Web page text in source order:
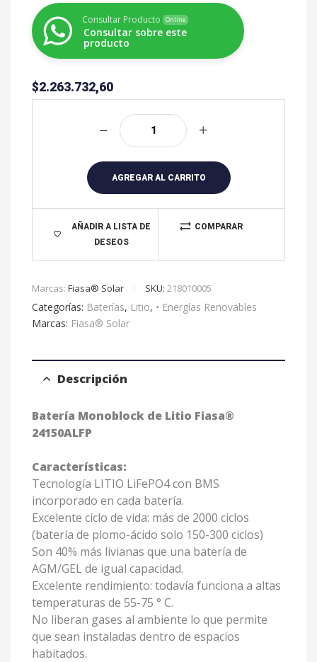
Consultar Producto Online
Consultar sobre este
producto
$2.263.732,60
AGREGAR AL CARRITO
AÑADIR A LISTA DE
DESEOS
COMPARAR
e
r
n
a
v
:
Marcas: Fiasa® Solar SKU: 218010005
Categorías: Baterías, Litio, • Energías Renovables
Marcas: Fiasa® Solar
Descripción
Batería Monoblock de Litio Fiasa®
24150ALFP
Características:
Tecnología LITIO LiFePO4 con BMS
incorporado en cada batería.
Excelente ciclo de vida: más de 2000 ciclos
(batería de plomo-ácido solo 150-300 ciclos)
Son 40% más livianas que una batería de
AGM/GEL de igual capacidad.
Excelente rendimiento: todavía funciona a altas
temperaturas de 55-75 ° C.
No liberan gases al ambiente lo que permite
que sean instaladas dentro de espacios
habitados.